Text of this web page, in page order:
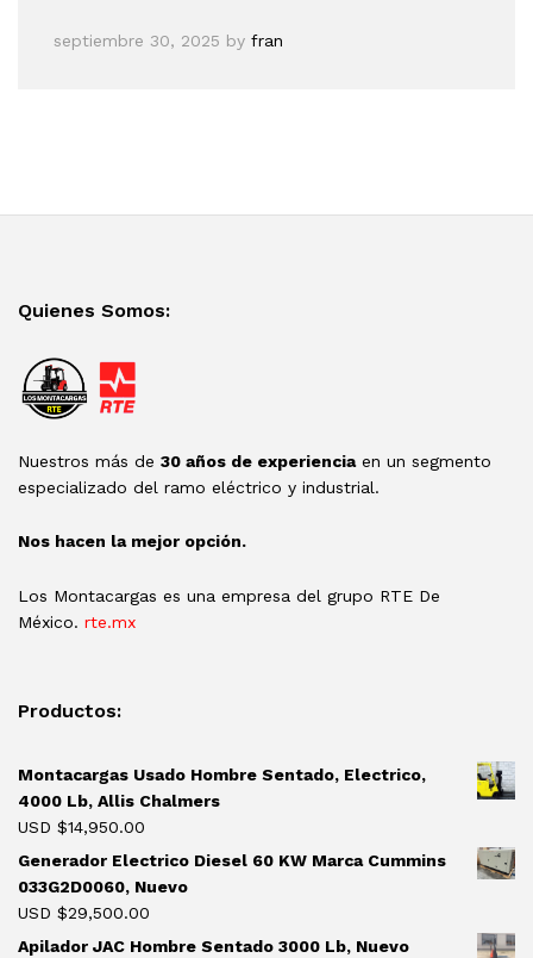
septiembre 30, 2025 by fran
Quienes Somos:
Nuestros más de 30 años de experienciaen un segmento
especializado del ramo eléctrico y industrial.
Nos hacen la mejor opción.
Los Montacargas es una empresa del grupo RTE De
México. rte.mx
Productos:
Montacargas Usado Hombre Sentado, Electrico,
4000 Lb, Allis Chalmers
USD $14,950.00
Generador Electrico Diesel 60 KW Marca Cummins
033G2D0060, Nuevo
USD $29,500.00
Apilador JAC Hombre Sentado 3000 Lb, Nuevo